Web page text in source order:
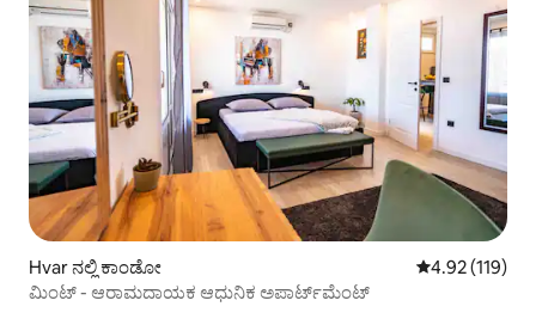
Hvar ನಲ್ಲಿ ಕಾಂಡೋ 5 ರಲ್ಲಿ 4.92
4.92 (119)
ಮಿಂಟ್ - ಆರಾಮದಾಯಕ ಆಧುನಿಕ ಅಪಾರ್ಟ್‌ಮೆಂಟ್